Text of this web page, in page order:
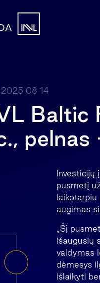
2025 08 14
Baltic
Investicijų
pusmetį
laikotarpiu
augimas
„Šį
išaugusių
valdymas
dėmesys
išlaikyti